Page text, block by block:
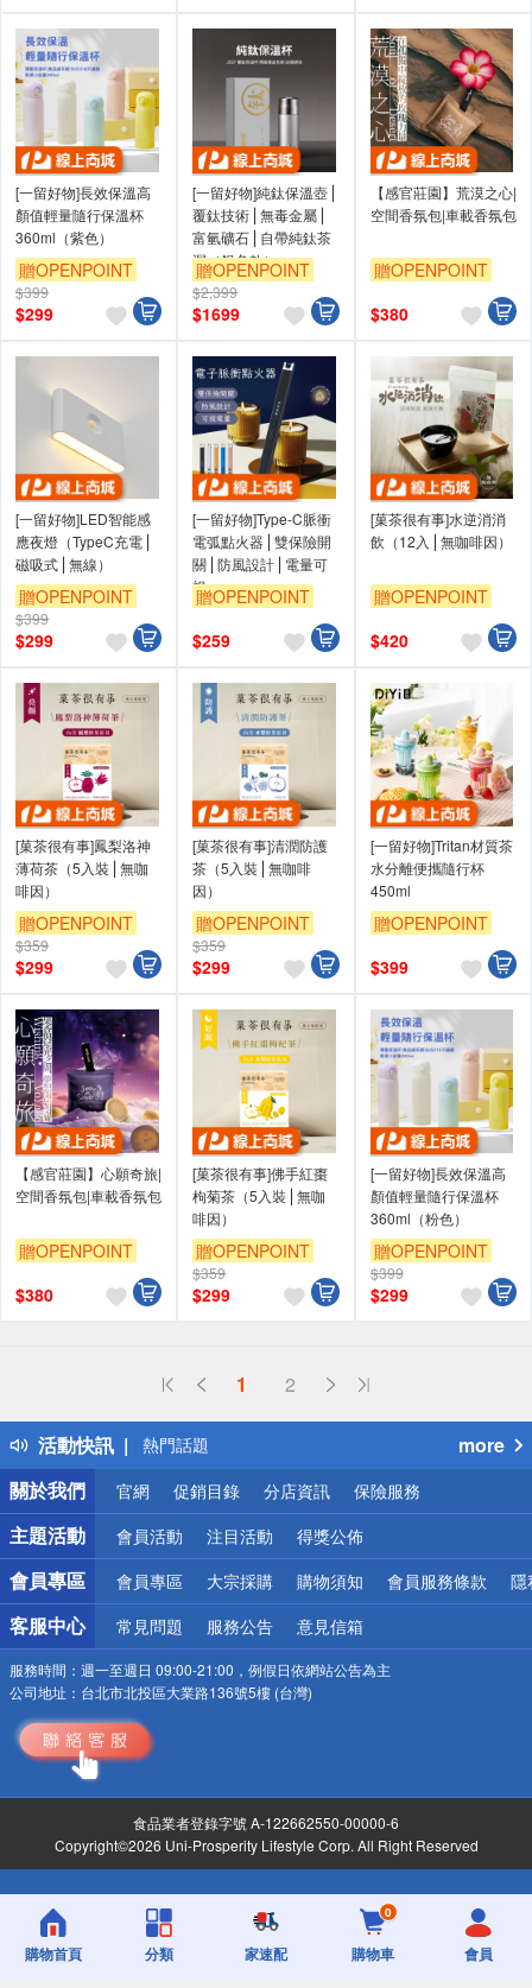
[一留好物]長效保溫高
顏值輕量隨行保溫杯
360ml（紫色）
贈OPENPOINT
$399
$299
[一留好物]純鈦保溫壺⎪
覆鈦技術⎪無毒金屬⎪
富氫礦石⎪自帶純鈦茶
漏（銀色款）
贈OPENPOINT
$2,399
$1699
【感官莊園】荒漠之心|
空間香氛包|車載香氛包
贈OPENPOINT
$380
[一留好物]LED智能感
應夜燈（TypeC充電⎪
磁吸式⎪無線）
贈OPENPOINT
$399
$299
[一留好物]Type-C脈衝
電弧點火器⎪雙保險開
關⎪防風設計⎪電量可
視
贈OPENPOINT
$259
[菓茶很有事]水逆消消
飲（12入⎪無咖啡因）
贈OPENPOINT
$420
[菓茶很有事]鳳梨洛神
薄荷茶（5入裝⎪無咖
啡因）
贈OPENPOINT
$359
$299
[菓茶很有事]清潤防護
茶（5入裝⎪無咖啡
因）
贈OPENPOINT
$359
$299
[一留好物]Tritan材質茶
水分離便攜隨行杯
450ml
贈OPENPOINT
$399
【感官莊園】心願奇旅|
空間香氛包|車載香氛包
贈OPENPOINT
$380
[菓茶很有事]佛手紅棗
枸菊茶（5入裝⎪無咖
啡因）
贈OPENPOINT
$359
$299
[一留好物]長效保溫高
顏值輕量隨行保溫杯
360ml（粉色）
贈OPENPOINT
$399
$299
1 2
活動快訊
詐騙網頁！請小心！
得獎公告
熱門話題
銀行優惠
偏遠地區配送
詐騙網頁！請小心！
more
關於我們
官網 促銷目錄 分店資訊 保險服務
主題活動 會員活動 注目活動 得獎公佈
會員專區 會員專區 大宗採購 購物須知 會員服務條款 隱
客服中心 常見問題 服務公告 意見信箱
服務時間： 週一至週日 09:00-21:00，例假日依網站公告為主
公司地址： 台北市北投區大業路136號5樓 (台灣)
食品業者登錄字號 A-122662550-00000-6
Copyright©2026 Uni-Prosperity Lifestyle Corp. All Right Reserved
購物首頁 分類 家速配
0
購物車 會員